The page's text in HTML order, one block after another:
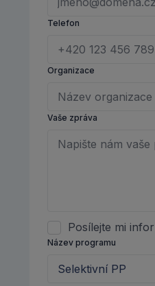
Telefon
Organizace
Vaše zpráva
Posílejte mi
Název programu